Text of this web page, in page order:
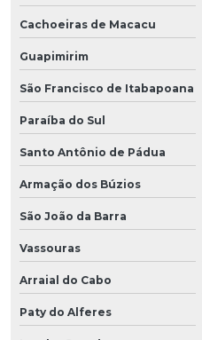
Cachoeiras de Macacu
Guapimirim
São Francisco de Itabapoana
Paraíba do Sul
Santo Antônio de Pádua
Armação dos Búzios
São João da Barra
Vassouras
Arraial do Cabo
Paty do Alferes